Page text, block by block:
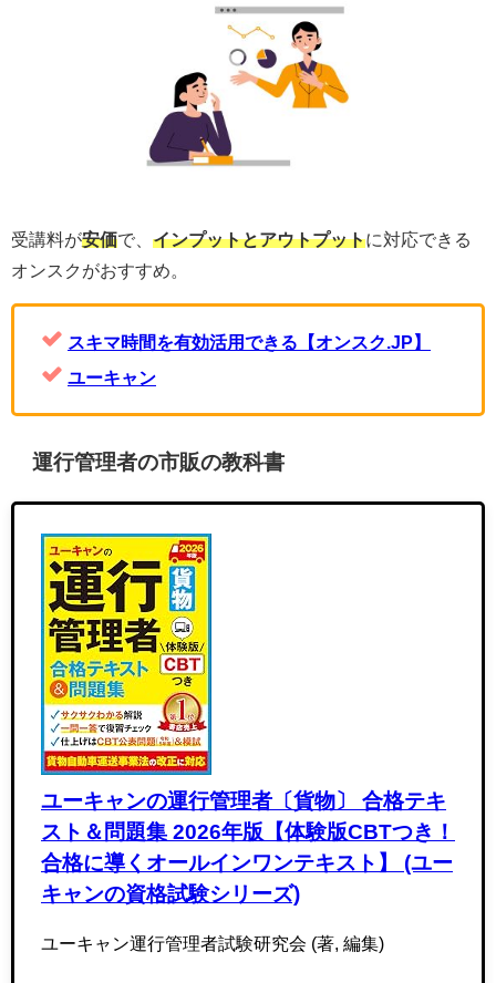
受講料が安価で、 インプットとアウトプットに対応できる
オンスクがおすすめ。
スキマ時間を有効活用できる【オンスク.JP】
ユーキャン
運行管理者の市販の教科書
ユーキャンの運行管理者〔貨物〕 合格テキ
スト＆問題集 2026年版【体験版CBTつき！
合格に導くオールインワンテキスト】 (ユー
キャンの資格試験シリーズ)
ユーキャン運行管理者試験研究会 (著, 編集)